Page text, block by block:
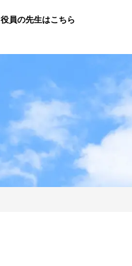
役員の先生はこちら